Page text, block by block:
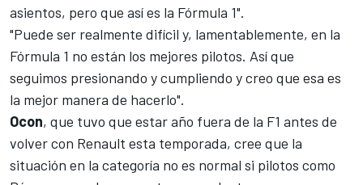
asientos, pero que así es la Fórmula 1".
"Puede ser realmente difícil y, lamentablemente, en la
Fórmula 1 no están los mejores pilotos. Así que
seguimos presionando y cumpliendo y creo que esa es
la mejor manera de hacerlo".
Ocon, que tuvo que estar año fuera de la F1 antes de
volver con Renault esta temporada, cree que la
situación en la categoría no es normal si pilotos como